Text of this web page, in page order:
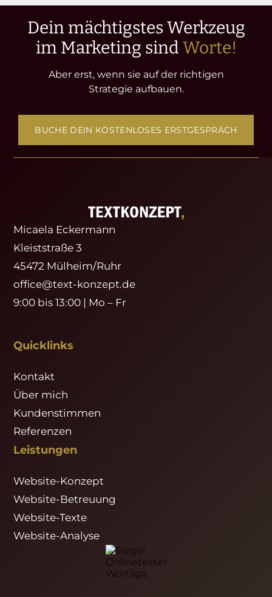
Dein mächtigstes Werkzeug
im Marketing sind Worte!
Aber erst, wenn sie auf der richtigen
Strategie aufbauen.
BUCHE DEIN KOSTENLOSES ERSTGESPRÄCH
Micaela Eckermann
Kleiststraße 3
45472 Mülheim/Ruhr
office@text-konzept.de
9:00 bis 13:00 | Mo – Fr
Quicklinks
Kontakt
Über mich
Kundenstimmen
Referenzen
Leistungen
Website-Konzept
Website-Betreuung
Website-Texte
Website-Analyse